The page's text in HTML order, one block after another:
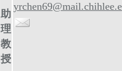
助
理
教
授